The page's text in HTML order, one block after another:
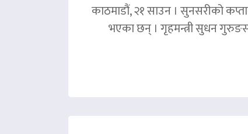
काठमाडौं, २१ साउन । सुनसरीको
भएका छन् । गृहमन्त्री सुधन